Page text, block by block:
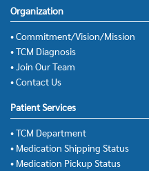
Organization
• Commitment/Vision/Mission
• TCM Diagnosis
• Join Our Team
• Contact Us
Patient Services
• TCM Department
• Medication Shipping Status
• Medication Pickup Status